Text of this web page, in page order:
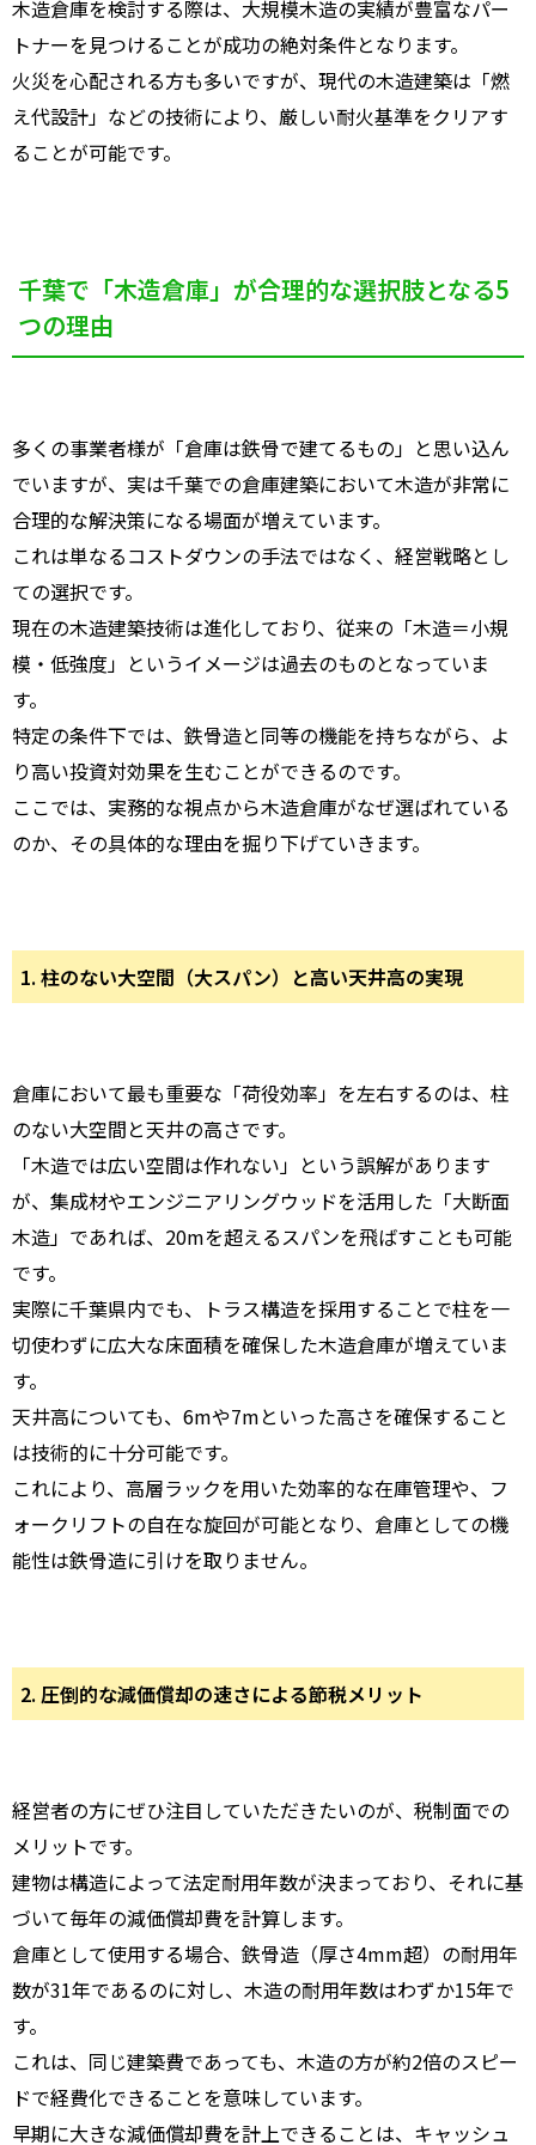
木造倉庫を検討する際は、大規模木造の実績が豊富なパー
トナーを見つけることが成功の絶対条件となります。
火災を心配される方も多いですが、現代の木造建築は「燃
え代設計」などの技術により、厳しい耐火基準をクリアす
ることが可能です。
千葉で「木造倉庫」が合理的な選択肢となる5
つの理由
多くの事業者様が「倉庫は鉄骨で建てるもの」と思い込ん
でいますが、実は千葉での倉庫建築において木造が非常に
合理的な解決策になる場面が増えています。
これは単なるコストダウンの手法ではなく、経営戦略とし
ての選択です。
現在の木造建築技術は進化しており、従来の「木造＝小規
模・低強度」というイメージは過去のものとなっていま
す。
特定の条件下では、鉄骨造と同等の機能を持ちながら、よ
り高い投資対効果を生むことができるのです。
ここでは、実務的な視点から木造倉庫がなぜ選ばれている
のか、その具体的な理由を掘り下げていきます。
1. 柱のない大空間（大スパン）と高い天井高の実現
倉庫において最も重要な「荷役効率」を左右するのは、柱
のない大空間と天井の高さです。
「木造では広い空間は作れない」という誤解があります
が、集成材やエンジニアリングウッドを活用した「大断面
木造」であれば、20mを超えるスパンを飛ばすことも可能
です。
実際に千葉県内でも、トラス構造を採用することで柱を一
切使わずに広大な床面積を確保した木造倉庫が増えていま
す。
天井高についても、6mや7mといった高さを確保すること
は技術的に十分可能です。
これにより、高層ラックを用いた効率的な在庫管理や、フ
ォークリフトの自在な旋回が可能となり、倉庫としての機
能性は鉄骨造に引けを取りません。
2. 圧倒的な減価償却の速さによる節税メリット
経営者の方にぜひ注目していただきたいのが、税制面での
メリットです。
建物は構造によって法定耐用年数が決まっており、それに基
づいて毎年の減価償却費を計算します。
倉庫として使用する場合、鉄骨造（厚さ4mm超）の耐用年
数が31年であるのに対し、木造の耐用年数はわずか15年で
す。
これは、同じ建築費であっても、木造の方が約2倍のスピー
ドで経費化できることを意味しています。
早期に大きな減価償却費を計上できることは、キャッシュ